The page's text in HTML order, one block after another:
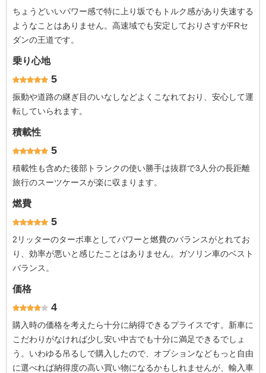
ちょうどいいパワー感で特に上り坂でもトルク感があり失速する
ようなことはありません。高速域でも安定しておりさすがFRセ
ダンの王道です。
乗り心地
5
振動や道路の継ぎ目のいなしなどよくこなれており、安心して運
転していられます。
積載性
5
積載性も含めた後部トランクの使い勝手は抜群で3人分の長距離
旅行のスーツケースが楽に収まります。
燃費
5
2リッターのターボ車としてパワーと燃費のバランスがとれてお
り、効率が悪いと感じたことはありません。ガソリン車のベスト
バランス。
価格
4
購入時の価格を考えたら十分に納得できるプライスです。新車に
こだわりがなければ少し安い中古でも十分に満足できるでしょ
う。いわゆる吊るしで購入したので、オプションなどもっと自由
に選べれば納得度の高い買い物になるかもしれませんが、輸入車